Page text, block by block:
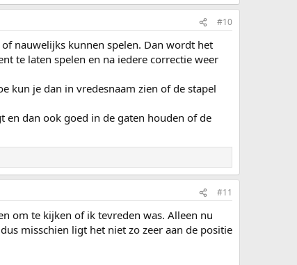
#10
nauwelijks kunnen spelen. Dan wordt het
te laten spelen en na iedere correctie weer
kun je dan in vredesnaam zien of de stapel
en dan ook goed in de gaten houden of de
#11
om te kijken of ik tevreden was. Alleen nu
misschien ligt het niet zo zeer aan de positie